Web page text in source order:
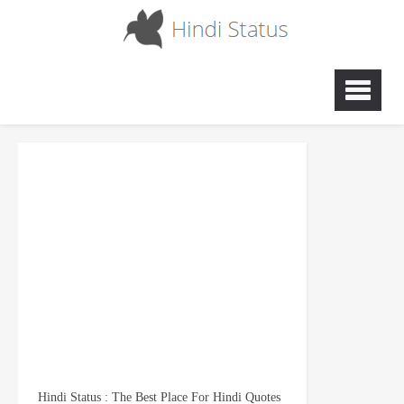
Hindi Status : The Best Place For Hindi Quotes